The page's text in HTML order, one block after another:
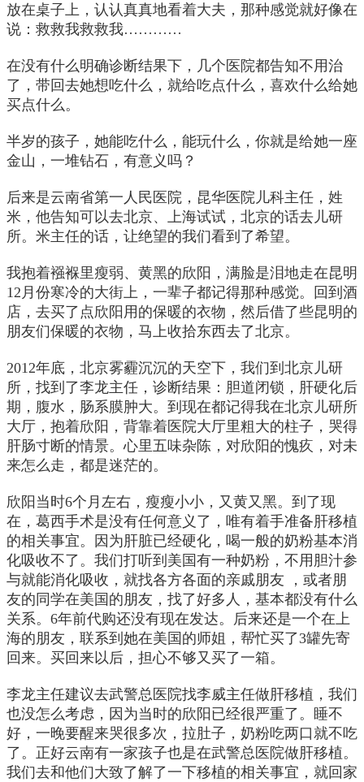
放在桌子上，认认真真地看着大夫，那种感觉就好像在
说：救救我救救我…………
在没有什么明确诊断结果下，几个医院都告知不用治
了，带回去她想吃什么，就给吃点什么，喜欢什么给她
买点什么。
半岁的孩子，她能吃什么，能玩什么，你就是给她一座
金山，一堆钻石，有意义吗？
后来是云南省第一人民医院，昆华医院儿科主任，姓
米，他告知可以去北京、上海试试，北京的话去儿研
所。米主任的话，让绝望的我们看到了希望。
我抱着襁褓里瘦弱、黄黑的欣阳，满脸是泪地走在昆明
12月份寒冷的大街上，一辈子都记得那种感觉。回到酒
店，去买了点欣阳用的保暖的衣物，然后借了些昆明的
朋友们保暖的衣物，马上收拾东西去了北京。
2012年底，北京雾霾沉沉的天空下，我们到北京儿研
所，找到了李龙主任，诊断结果：胆道闭锁，肝硬化后
期，腹水，肠系膜肿大。到现在都记得我在北京儿研所
大厅，抱着欣阳，背靠着医院大厅里粗大的柱子，哭得
肝肠寸断的情景。心里五味杂陈，对欣阳的愧疚，对未
来怎么走，都是迷茫的。
欣阳当时6个月左右，瘦瘦小小，又黄又黑。到了现
在，葛西手术是没有任何意义了，唯有着手准备肝移植
的相关事宜。因为肝脏已经硬化，喝一般的奶粉基本消
化吸收不了。我们打听到美国有一种奶粉，不用胆汁参
与就能消化吸收，就找各方各面的亲戚朋友 ，或者朋
友的同学在美国的朋友，找了好多人，基本都没有什么
关系。6年前代购还没有现在发达。后来还是一个在上
海的朋友，联系到她在美国的师姐，帮忙买了3罐先寄
回来。买回来以后，担心不够又买了一箱。
李龙主任建议去武警总医院找李威主任做肝移植，我们
也没怎么考虑，因为当时的欣阳已经很严重了。睡不
好，一晚要醒来哭很多次，拉肚子，奶粉吃两口就不吃
了。正好云南有一家孩子也是在武警总医院做肝移植。
我们去和他们大致了解了一下移植的相关事宜，就回家